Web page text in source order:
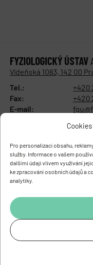
Pro personalizaci obsahu,
služby. Informace o vašem
dalšími údaji vlivem využívání
ke zpracování osobních údajů a
analytiky.
FYZIOLOGICKÝ ÚSTAV
Vídeňská 1083, 142 00
Tel.:
+420
Fax:
+420
E-mail: